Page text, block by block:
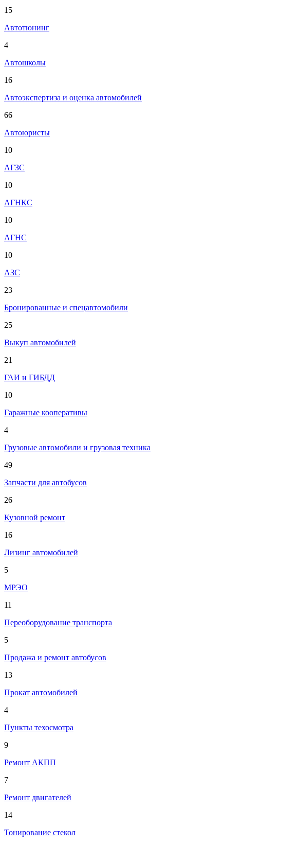
15
Автотюнинг
4
Автошколы
16
Автоэкспертиза и оценка автомобилей
66
Автоюристы
10
АГЗС
10
АГНКС
10
АГНС
10
АЗС
23
Бронированные и спецавтомобили
25
Выкуп автомобилей
21
ГАИ и ГИБДД
10
Гаражные кооперативы
4
Грузовые автомобили и грузовая техника
49
Запчасти для автобусов
26
Кузовной ремонт
16
Лизинг автомобилей
5
МРЭО
11
Переоборудование транспорта
5
Продажа и ремонт автобусов
13
Прокат автомобилей
4
Пункты техосмотра
9
Ремонт АКПП
7
Ремонт двигателей
14
Тонирование стекол